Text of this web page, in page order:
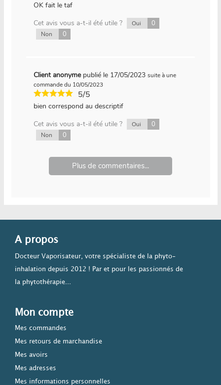
OK fait le taf
Cet avis vous a-t-il été utile ?
Oui 0
Non 0
Client anonyme publié le 17/05/2023 suite à une
commande du 10/05/2023
5/5
bien correspond au descriptif
Cet avis vous a-t-il été utile ?
Oui 0
Non 0
Plus de commentaires...
A propos
Docteur Vaporisateur, votre spécialiste de la phyto-
inhalation depuis 2012 ! Par et pour les passionnés de
la phytothérapie...
Mon compte
Mes commandes
Mes retours de marchandise
Mes avoirs
Mes adresses
Mes informations personnelles